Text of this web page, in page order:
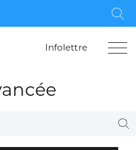
Infolettre